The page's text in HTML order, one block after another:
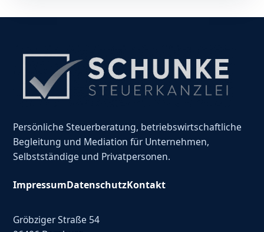
Persönliche Steuerberatung, betriebswirtschaftliche
Begleitung und Mediation für Unternehmen,
Selbstständige und Privatpersonen.
ImpressumDatenschutzKontakt
Gröbziger Straße 54